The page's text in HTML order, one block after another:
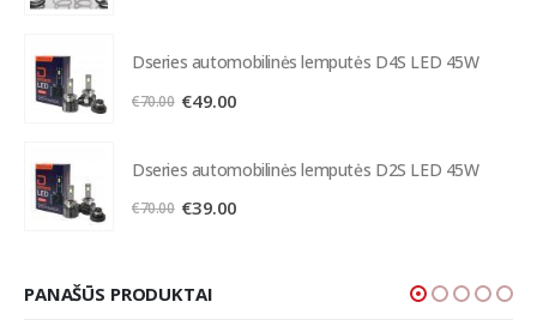
€230.00.
€205.00.
Dseries automobilinės lemputės D4S LED 45W
€70.00 Original
€70.00.
€49.00
€49.00.
Dseries automobilinės lemputės D2S LED 45W
€70.00 Original
€39.00
PANAŠŪS PRODUKTAI